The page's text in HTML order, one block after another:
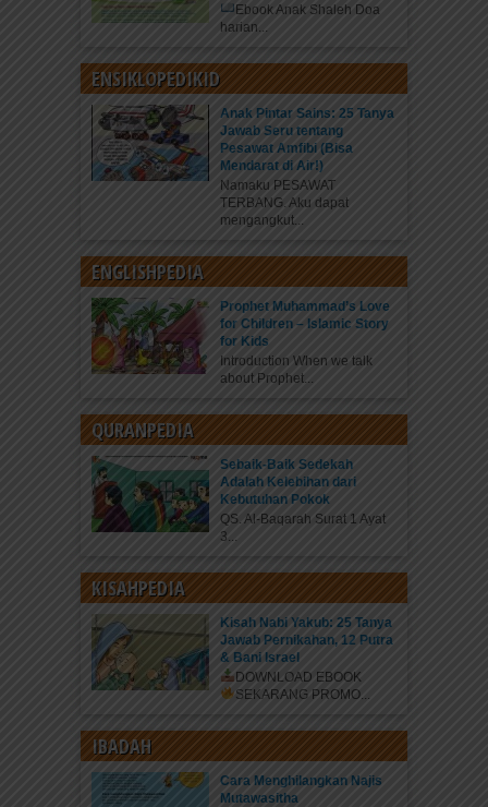
Ebook Anak Shaleh Doa
harian...
ENSIKLOPEDIKID
Anak Pintar Sains: 25 Tanya
Jawab Seru tentang
Pesawat Amfibi (Bisa
Mendarat di Air!)
Namaku PESAWAT
TERBANG. Aku dapat
mengangkut...
ENGLISHPEDIA
Prophet Muhammad’s Love
for Children – Islamic Story
for Kids
Introduction When we talk
about Prophet...
QURANPEDIA
Sebaik-Baik Sedekah
Adalah Kelebihan dari
Kebutuhan Pokok
QS. Al-Baqarah Surat 1 Ayat
3...
KISAHPEDIA
Kisah Nabi Yakub: 25 Tanya
Jawab Pernikahan, 12 Putra
& Bani Israel
DOWNLOAD EBOOK
SEKARANG PROMO...
IBADAH
Cara Menghilangkan Najis
Mutawasitha